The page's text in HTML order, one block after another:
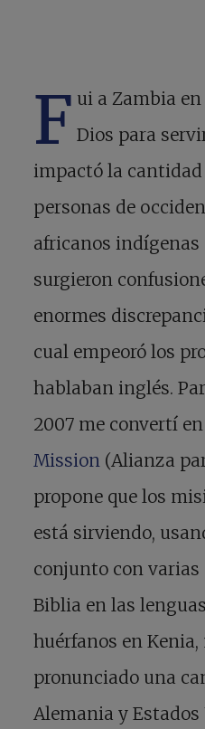
F ui a Zambia
Dios para
impactó la
personas de
africanos indígenas
surgieron
enormes
cual empeoró los
hablaban inglés.
2007 me convertí
Mission (Alianza
propone que los
está sirviendo,
conjunto con varias
Biblia en las
huérfanos en Kenia,
pronunciado una
Alemania y